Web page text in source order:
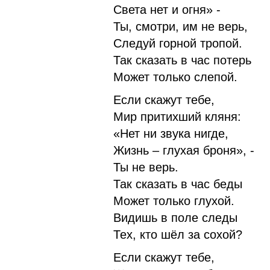
Света нет и огня» -
Ты, смотри, им не верь,
Следуй горной тропой.
Так сказать в час потерь
Может только слепой.
Если скажут тебе,
Мир притихший кляня:
«Нет ни звука нигде,
Жизнь – глухая броня», -
Ты не верь.
Так сказать в час беды
Может только глухой.
Видишь в поле следы
Тех, кто шёл за сохой?
Если скажут тебе,